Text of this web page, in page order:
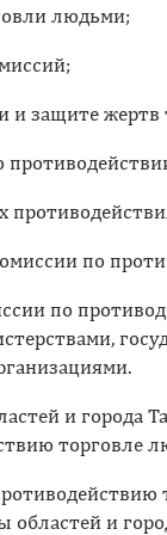
людьми;
и защите
по
по
и города
торговле
областей и